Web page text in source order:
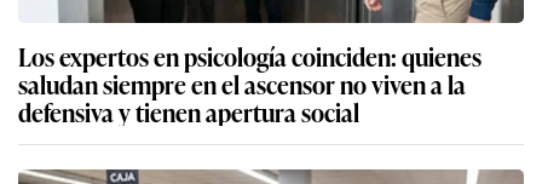
Los expertos en psicología coinciden: quienes
saludan siempre en el ascensor no viven a la
defensiva y tienen apertura social